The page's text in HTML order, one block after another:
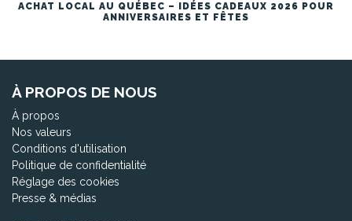
ACHAT LOCAL AU QUÉBEC – IDÉES CADEAUX 2026 POUR
ANNIVERSAIRES ET FÊTES
À PROPOS DE NOUS
À propos
Nos valeurs
Conditions d'utilisation
Politique de confidentialité
Réglage des cookies
Presse & médias